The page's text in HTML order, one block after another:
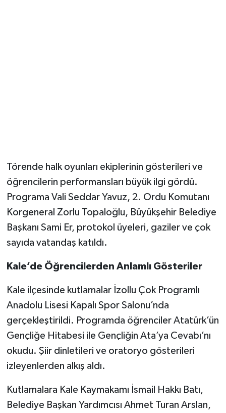
Törende halk oyunları ekiplerinin gösterileri ve
öğrencilerin performansları büyük ilgi gördü.
Programa Vali Seddar Yavuz, 2. Ordu Komutanı
Korgeneral Zorlu Topaloğlu, Büyükşehir Belediye
Başkanı Sami Er, protokol üyeleri, gaziler ve çok
sayıda vatandaş katıldı.
Kale’de Öğrencilerden Anlamlı Gösteriler
Kale ilçesinde kutlamalar İzollu Çok Programlı
Anadolu Lisesi Kapalı Spor Salonu’nda
gerçekleştirildi. Programda öğrenciler Atatürk’ün
Gençliğe Hitabesi ile Gençliğin Ata’ya Cevabı’nı
okudu. Şiir dinletileri ve oratoryo gösterileri
izleyenlerden alkış aldı.
Kutlamalara Kale Kaymakamı İsmail Hakkı Batı,
Belediye Başkan Yardımcısı Ahmet Turan Arslan,